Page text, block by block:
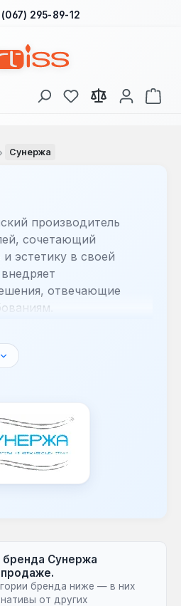
295-89-12
У вас есть товары
В
Сунержа
производитель
сочетающий
эстетику в своей
отвечающие
элементом для
Сунержа обеспечивают
дополнительный
Они интегрируются в
бренда Сунержа
бренда ниже — в них
от других